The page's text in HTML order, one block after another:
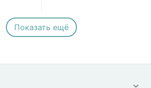
Показать ещё